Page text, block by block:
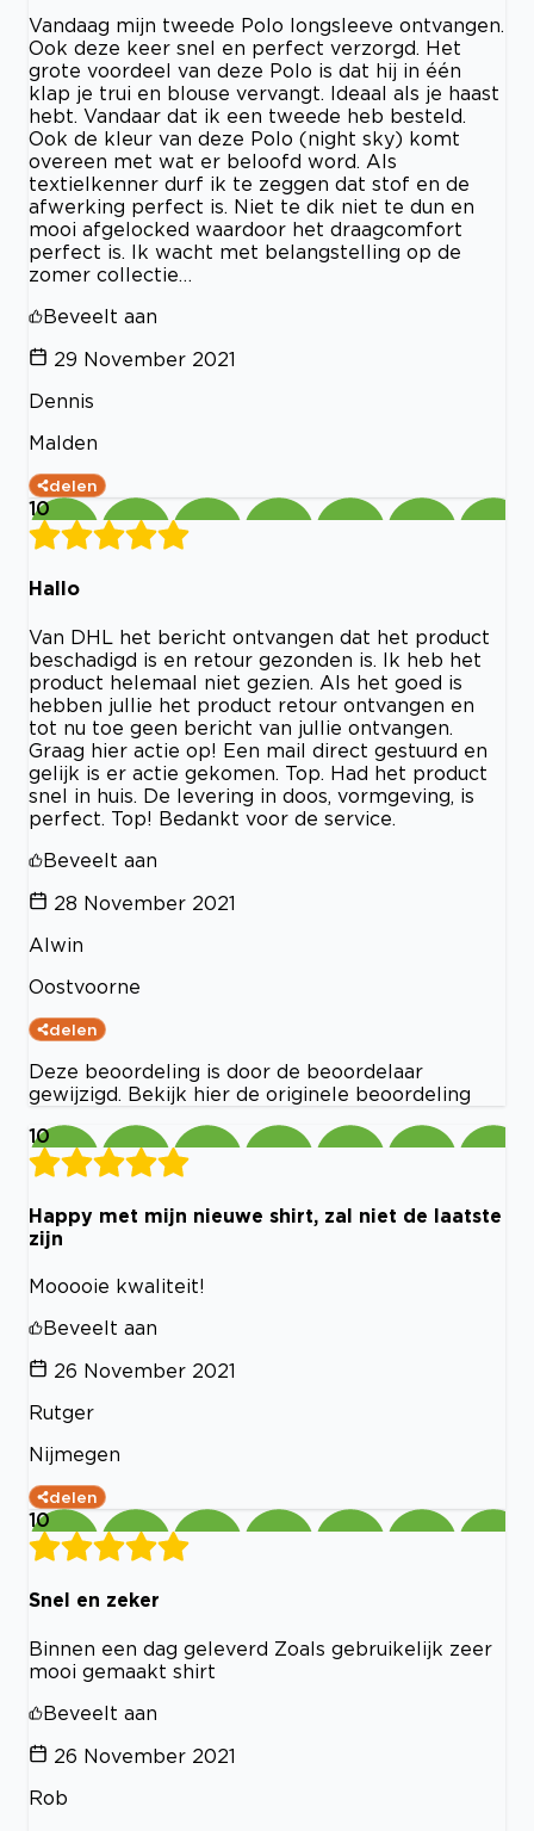
Vandaag mijn tweede Polo longsleeve ontvangen.
Ook deze keer snel en perfect verzorgd. Het
grote voordeel van deze Polo is dat hij in één
klap je trui en blouse vervangt. Ideaal als je haast
hebt. Vandaar dat ik een tweede heb besteld.
Ook de kleur van deze Polo (night sky) komt
overeen met wat er beloofd word. Als
textielkenner durf ik te zeggen dat stof en de
afwerking perfect is. Niet te dik niet te dun en
mooi afgelocked waardoor het draagcomfort
perfect is. Ik wacht met belangstelling op de
zomer collectie…
Beveelt aan
29 November 2021
Dennis
Malden
delen
10
Hallo
Van DHL het bericht ontvangen dat het product
beschadigd is en retour gezonden is. Ik heb het
product helemaal niet gezien. Als het goed is
hebben jullie het product retour ontvangen en
tot nu toe geen bericht van jullie ontvangen.
Graag hier actie op! Een mail direct gestuurd en
gelijk is er actie gekomen. Top. Had het product
snel in huis. De levering in doos, vormgeving, is
perfect. Top! Bedankt voor de service.
Beveelt aan
28 November 2021
Alwin
Oostvoorne
delen
Deze beoordeling is door de beoordelaar
gewijzigd. Bekijk hier de originele beoordeling
10
Happy met mijn nieuwe shirt, zal niet de laatste
zijn
Mooooie kwaliteit!
Beveelt aan
26 November 2021
Rutger
Nijmegen
delen
10
Snel en zeker
Binnen een dag geleverd Zoals gebruikelijk zeer
mooi gemaakt shirt
Beveelt aan
26 November 2021
Rob